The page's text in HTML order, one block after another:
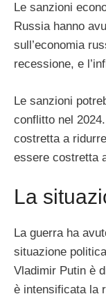
Le sanzioni
Russia hanno
sull’economia
recessione, e
Le sanzioni
conflitto nel
costretta a
essere costretta
La
La guerra ha
situazione
Vladimir Putin è
è intensificata la